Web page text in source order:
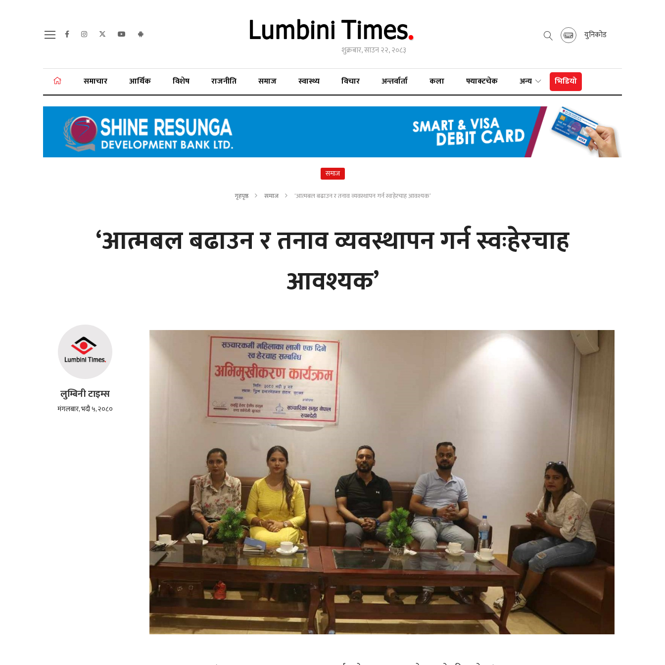
शुक्रबार, साउन २२, २०८३
युनिकोड
समाचार आर्थिक विशेष राजनीति समाज स्वास्थ्य विचार अन्तर्वार्ता कला फ्याक्टचेक अन्य भिडियो
समाज
गृहपृष्ठ समाज ‘आत्मबल बढाउन र तनाव व्यवस्थापन गर्न स्वःहेरचाह आवश्यक’
‘आत्मबल बढाउन र तनाव व्यवस्थापन गर्न स्वःहेरचाह
आवश्यक’
लुम्बिनी टाइम्स
मंगलबार, भदौ ५, २०८०